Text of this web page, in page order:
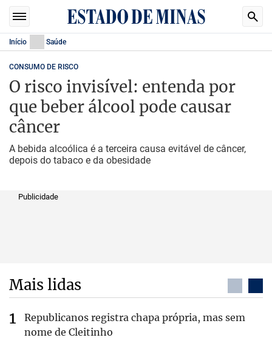
Início Saúde
CONSUMO DE RISCO
O risco invisível: entenda por
que beber álcool pode causar
câncer
A bebida alcoólica é a terceira causa evitável de câncer,
depois do tabaco e da obesidade
Publicidade
Mais lidas
Republicanos registra chapa própria, mas sem
nome de Cleitinho